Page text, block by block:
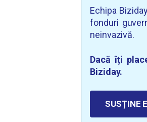
Echipa
fonduri
neinvazivă.
Dacă îți
Biziday.
SUSȚINE